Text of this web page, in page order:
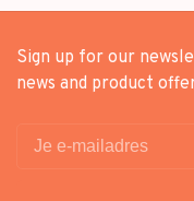
Sign up for our
news and product